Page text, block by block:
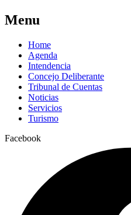
Menu
Home
Agenda
Intendencia
Concejo Deliberante
Tribunal de Cuentas
Noticias
Servicios
Turismo
Facebook